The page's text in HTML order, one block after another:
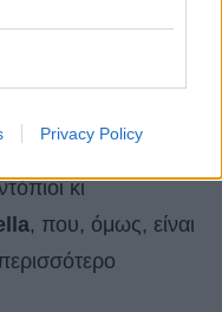
Privacy Policy
κι
, που, όμως, είναι